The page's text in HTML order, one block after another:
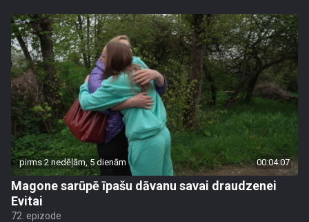
pirms 2 nedēļām, 5 dienām 00:04:07
Magone sarūpē īpašu dāvanu savai draudzenei
Evitai
72. epizode